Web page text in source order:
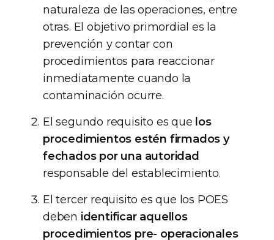
naturaleza de las operaciones, entre
otras. El objetivo primordial es la
prevención y contar con
procedimientos para reaccionar
inmediatamente cuando la
contaminación ocurre.
El segundo requisito es que los
procedimientos estén firmados y
fechados por una autoridad
responsable del establecimiento.
El tercer requisito es que los POES
deben identificar aquellos
procedimientos pre- operacionales